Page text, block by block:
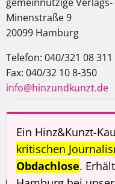
Minenstraße 9
20099 Hamburg
Telefon: 040/321 08 311
Fax: 040/32 10 8-350
info@hinzundkunzt.de
Impressum AGB
Haftungsausschluss
Ein Hinz&Kunzt-
kritischen
Obdachlose.